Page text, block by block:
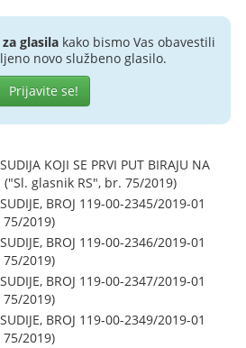
glasilakako bismo Vas obavestili
novo službeno glasilo.
Prijavite se!
KOJI SE PRVI PUT BIRAJU NA
("Sl. glasnik RS", br. 75/2019)
BROJ 119-00-2345/2019-01
2019)
BROJ 119-00-2346/2019-01
2019)
BROJ 119-00-2347/2019-01
2019)
BROJ 119-00-2349/2019-01
2019)